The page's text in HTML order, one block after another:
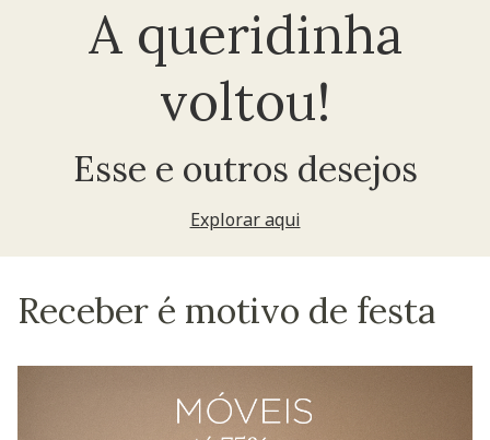
A queridinha
voltou!
Esse e outros desejos
Explorar aqui
Receber é motivo de festa